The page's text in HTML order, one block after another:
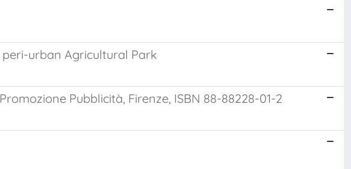
urban Agricultural Park
Pubblicità, Firenze, ISBN 88-88228-01-2